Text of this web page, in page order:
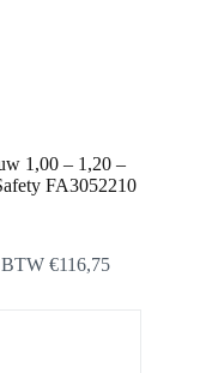
1,00 – 1,20 –
FA3052210
€116,75